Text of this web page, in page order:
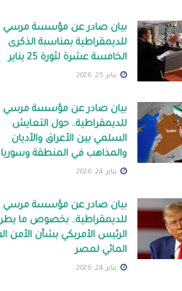
بيان صادر عن مؤسسة مرسي
للديمقراطية بمناسبة الذكرى
الخامسة عشرة لثورة 25 يناير
يناير 25, 2026
بيان صادر عن مؤسسة مرسي
للديمقراطية.. حول التعايش
السلمي بين الأعراق والأديان
والمذاهب في المنطقة وسوريا
يناير 24, 2026
بيان صادر عن مؤسسة مرسي
للديمقراطية.. بخصوص ما
الرئيس الأمريكي بشأن الأمن
المائي لمصر
يناير 24, 2026